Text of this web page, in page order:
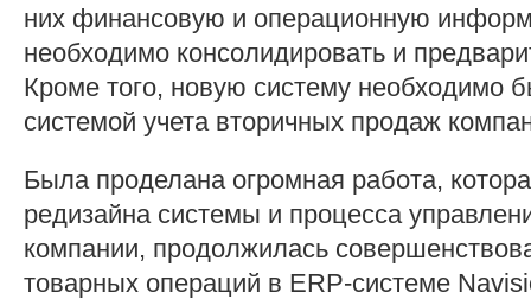
них финансовую и операционную
необходимо консолидировать и
Кроме того, новую систему необходимо
системой учета вторичных продаж
Была проделана огромная работа,
редизайна системы и процесса
компании, продолжилась
товарных операций в ERP-системе